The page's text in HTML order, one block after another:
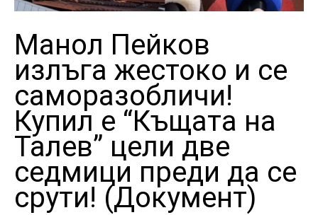
Манол Пейков
излъга жестоко и се
саморазобличи!
Купил е “Къщата на
Талев” цели две
седмици преди да се
срути! (Документ)